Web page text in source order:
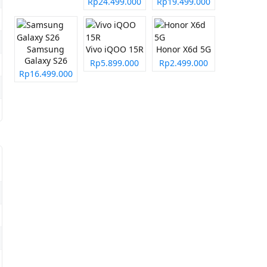
Samsung
Galaxy S26
Rp16.499.000
Vivo iQOO 15R
Rp5.899.000
Honor X6d 5G
Rp2.499.000